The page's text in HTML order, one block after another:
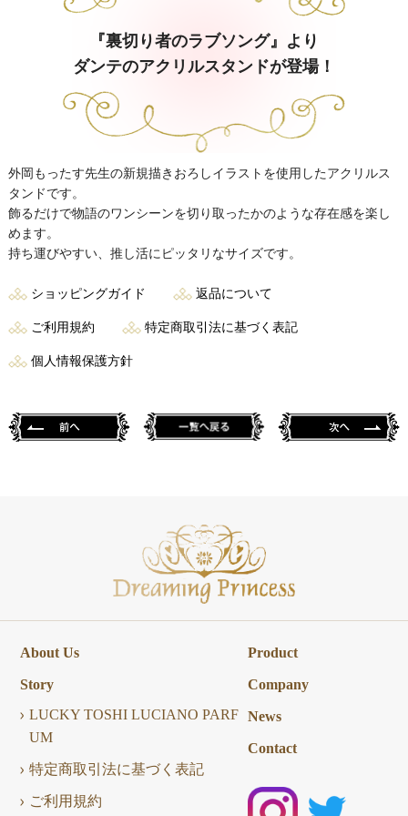
『裏切り者のラブソング』より
ダンテのアクリルスタンドが登場！
外岡もったす先生の新規描きおろしイラストを使用したアクリルス
タンドです。
飾るだけで物語のワンシーンを切り取ったかのような存在感を楽し
めます。
持ち運びやすい、推し活にピッタリなサイズです。
ショッピングガイド 返品について
ご利用規約 特定商取引法に基づく表記
個人情報保護方針
About Us
Story
LUCKY TOSHI LUCIANO PARF
UM
特定商取引法に基づく表記
ご利用規約
Product
Company
News
Contact